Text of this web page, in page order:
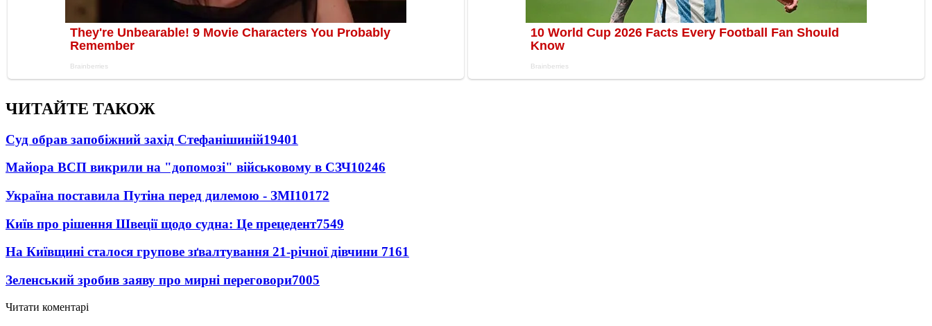
ЧИТАЙТЕ ТАКОЖ
Суд обрав запобіжний захід Стефанішиній19401
Майора ВСП викрили на "допомозі" військовому в СЗЧ10246
Україна поставила Путіна перед дилемою - ЗМІ10172
Київ про рішення Швеції щодо судна: Це прецедент7549
На Київщині сталося групове зґвалтування 21-річної дівчини 7161
Зеленський зробив заяву про мирні переговори7005
Читати коментарі